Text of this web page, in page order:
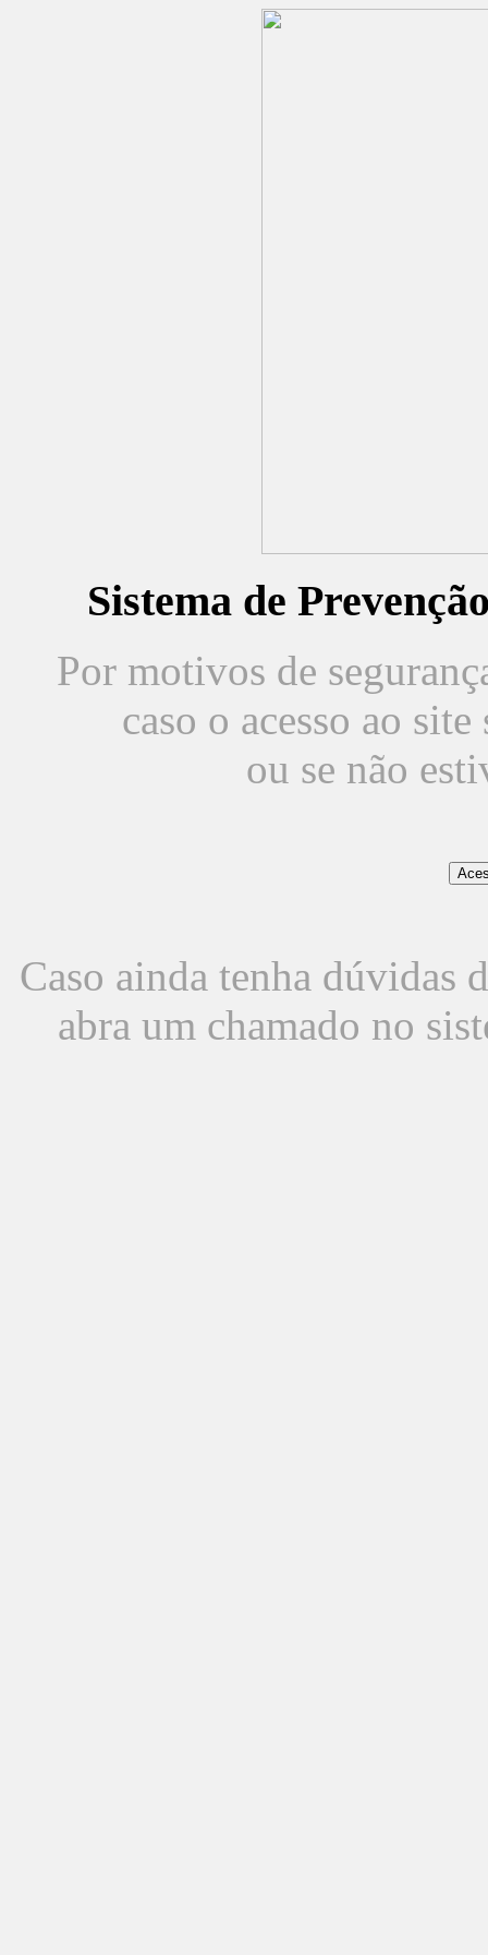
Sistema de
Por motivos de
caso o acesso ao
ou se não
Caso ainda tenha dúvidas
abra um chamado no